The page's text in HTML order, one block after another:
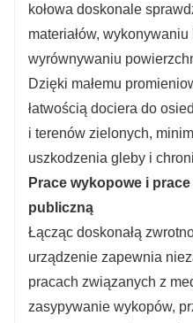
kołowa doskonale
materiałów,
wyrównywaniu
Dzięki małemu
łatwością dociera do
i terenów zielonych,
uszkodzenia gleby i
Prace wykopowe i
publiczną
Łącząc doskonałą
urządzenie zapewnia
pracach związanych z
zasypywanie wykopów,